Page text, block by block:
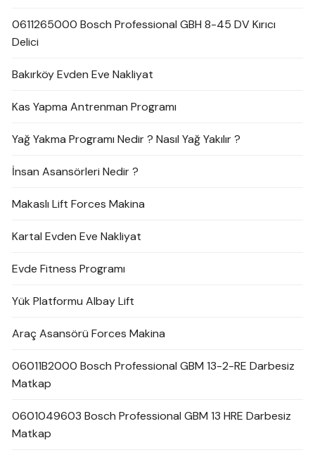
0611265000 Bosch Professional GBH 8-45 DV Kırıcı
Delici
Bakırköy Evden Eve Nakliyat
Kas Yapma Antrenman Programı
Yağ Yakma Programı Nedir ? Nasıl Yağ Yakılır ?
İnsan Asansörleri Nedir ?
Makaslı Lift Forces Makina
Kartal Evden Eve Nakliyat
Evde Fitness Programı
Yük Platformu Albay Lift
Araç Asansörü Forces Makina
06011B2000 Bosch Professional GBM 13-2-RE Darbesiz
Matkap
0601049603 Bosch Professional GBM 13 HRE Darbesiz
Matkap